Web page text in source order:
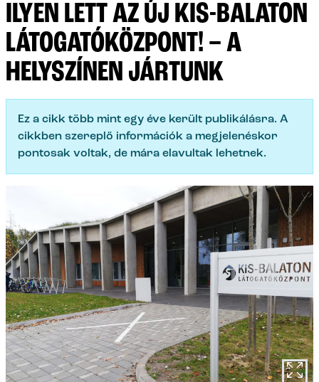
ILYEN LETT AZ ÚJ KIS-BALATON
LÁTOGATÓKÖZPONT! – A
HELYSZÍNEN JÁRTUNK
Ez a cikk több mint egy éve került publikálásra. A
cikkben szereplő információk a megjelenéskor
pontosak voltak, de mára elavultak lehetnek.